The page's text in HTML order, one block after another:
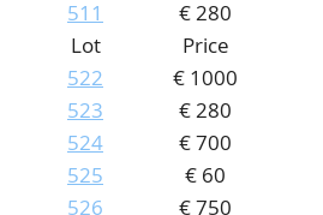
511
€ 280
Lot
Price
522
€ 1000
523
€ 280
524
€ 700
525
€ 60
526
€ 750